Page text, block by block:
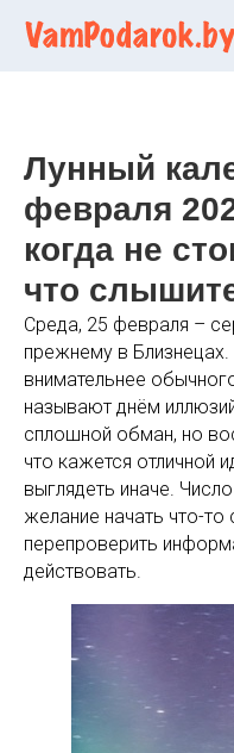
Лунный
февраля
когда не
что
Среда, 25 февраля –
прежнему в
внимательнее
называют днём
сплошной обман, но
что кажется отличной
выглядеть иначе.
желание начать что-то
перепроверить
действовать.